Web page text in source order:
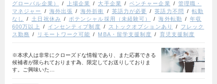
グローバル企業）
上場企業 大手企業 ベンチャー企業
管理職・
マネジャー
海外出張 海外折衝 英語力が必要 英語力不問
転勤
なし
土日祝休み ポテンシャル採用（未経験可） 海外転勤
年収
600万以上
インセンティブ制度 ストックオプションあり
フレック
ス勤務
リモートワーク可能 MBA・留学支援制度 育児支援制度
※本求人は非常にクローズドな情報であり、また応募できる
候補者が限られております為、限定してお送りしておりま
す。ご興味いた…